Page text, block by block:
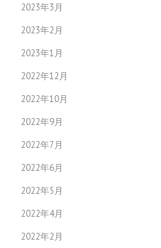
2023年3月
2023年2月
2023年1月
2022年12月
2022年10月
2022年9月
2022年7月
2022年6月
2022年5月
2022年4月
2022年2月